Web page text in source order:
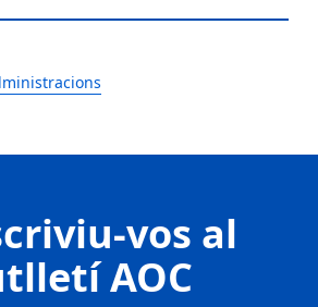
vos al
AOC